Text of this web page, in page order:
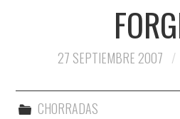
27 SEPTIEMBRE 2007
CHORRADAS